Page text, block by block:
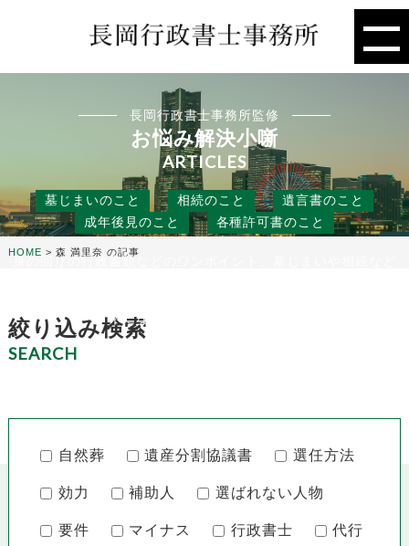
長岡行政書士事務所監修
お悩み解決小噺
ARTICLES
墓じまいのこと 相続のこと
遺言書のこと
成年後見のこと
各種許可書のこと
身の回りの行政書類などのワンポイント、墓じまいや相続など
ネになる小噺をお届けします。
HOME > 森 満里奈 の記事
絞り込み検索
SEARCH
自然葬 遺産分割協議書 選任方法
効力 補助人 選ばれない人物
要件 マイナス 行政書士 代行